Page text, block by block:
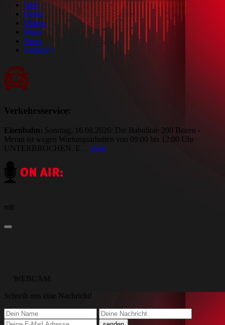
Web
Bilder
Videos
Maps
News
Südtirol 1
Verkehrsservice:
Eisenbahn: Sonntag, 16.08.2026: Die Bahnlinie 200 Bozen -
Meran ist wegen Wartungsarbeiten von 09:00 bis 12:00 Uhr
UNTERBROCHEN. E… mehr
mit
WEBCAM
Schreib uns eine Nachricht!